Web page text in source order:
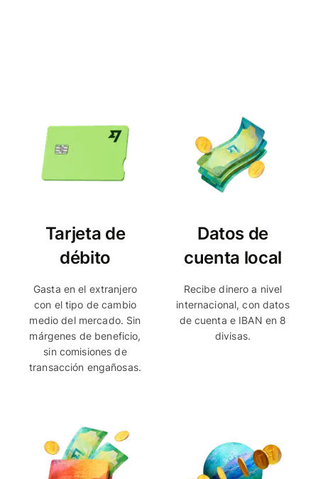
Tarjeta de
débito
Gasta en el extranjero
con el tipo de cambio
medio del mercado. Sin
márgenes de beneficio,
sin comisiones de
transacción engañosas.
Datos de
cuenta local
Recibe dinero a nivel
internacional, con datos
de cuenta e IBAN en 8
divisas.